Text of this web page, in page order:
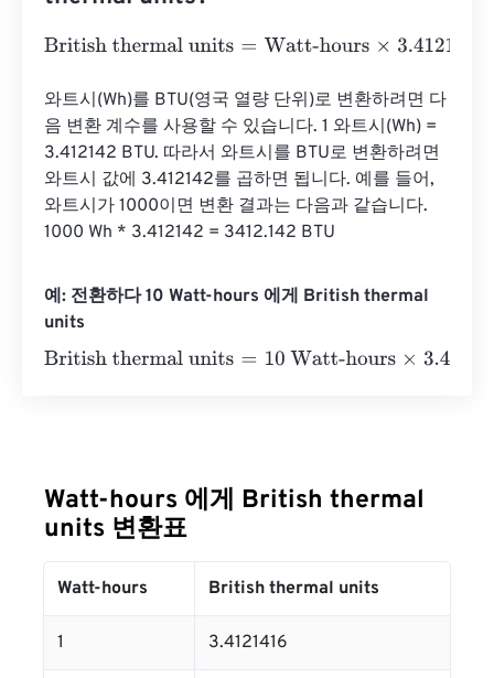
British thermal units=Watt-hours×3.4121416331
와트시(Wh)를 BTU(영국 열량 단위)로 변환하려면 다
음 변환 계수를 사용할 수 있습니다. 1 와트시(Wh) =
3.412142 BTU. 따라서 와트시를 BTU로 변환하려면
와트시 값에 3.412142를 곱하면 됩니다. 예를 들어,
와트시가 1000이면 변환 결과는 다음과 같습니다.
1000 Wh * 3.412142 = 3412.142 BTU
예: 전환하다 10 Watt-hours 에게 British thermal
units
British thermal units=10 Watt-hours×3.4121416331=
Watt-hours 에게 British thermal
units 변환표
Watt-hours British thermal units
1 3.4121416